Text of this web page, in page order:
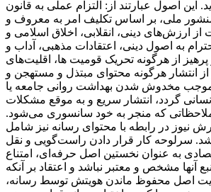
این اصول عبارتند از: التزام عملی به قانون
ملی، بر اساس تکلیف امر به‌ معروف و
از ارزش‌های دینی، انقلابی، اخلاق اسلامی و
به اصول دینی، اعتقادات مذهبی، آداب و
از هرگونه تحریک قومیت ‌ها، اقلیت‌های
از انتشار هرگونه محتوای مبتذل و مستهجن و
مخدوش شدن بهداشت روانی جامعه یا
گردد، انتشار سریع و به‌ موقع مشکلات
ملاحظاتی که منجر به خود سانسوری می‌شود.
نیوز در رابطه با محتوای رسانه نیز شامل
سرلوحه کار قرار دادن راست‌گویی و نقل
به ‌عنوان نخستین اصل حرفه‌ای، امتناع
آنها مشخص و معتبر نباشد و اعتقاد بر آنکه
اصل محفوظ ماندن هویتش توسط رسانه،